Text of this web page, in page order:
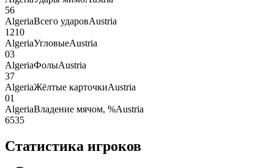
56
AlgeriaВсего ударовAustria
1210
AlgeriaУгловыеAustria
03
AlgeriaФолыAustria
37
AlgeriaЖёлтые карточкиAustria
01
AlgeriaВладение мячом, %Austria
6535
Статистика игроков